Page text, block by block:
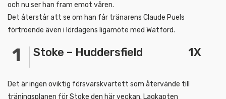
och nu ser han fram emot våren.
Det återstår att se om han får tränarens Claude Puels
förtroende även i lördagens ligamöte med Watford.
Stoke – Huddersfield 1X
Det är ingen oviktig försvarskvartett som återvände till
träningsplanen för Stoke den här veckan. Lagkapten